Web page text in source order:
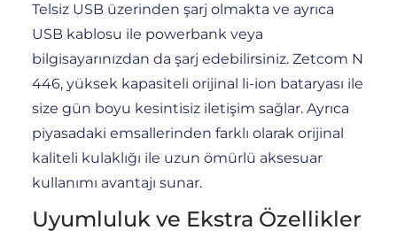
Telsiz USB üzerinden şarj olmakta ve ayrıca
USB kablosu ile powerbank veya
bilgisayarınızdan da şarj edebilirsiniz. Zetcom N
446, yüksek kapasiteli orijinal li-ion bataryası ile
size gün boyu kesintisiz iletişim sağlar. Ayrıca
piyasadaki emsallerinden farklı olarak orijinal
kaliteli kulaklığı ile uzun ömürlü aksesuar
kullanımı avantajı sunar.
Uyumluluk ve Ekstra Özellikler